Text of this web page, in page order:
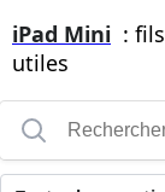
iPad Mini :
utiles